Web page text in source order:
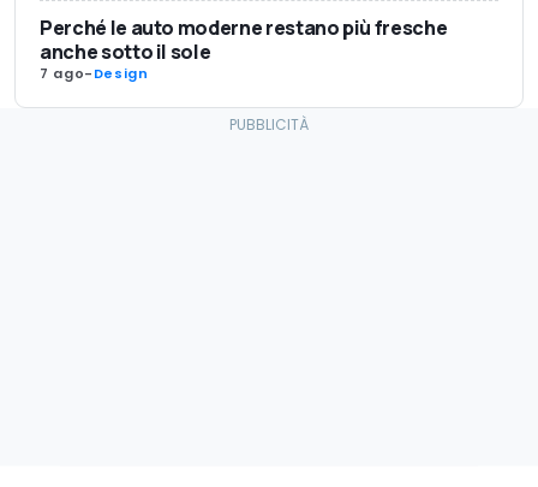
Perché le auto moderne restano più fresche
anche sotto il sole
7 ago-Design